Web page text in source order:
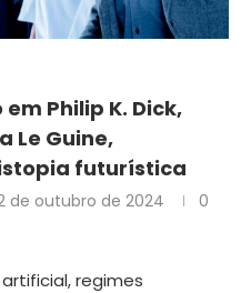
Philip K. Dick,
Le Guine,
futurística
de outubro de 2024
0
regimes